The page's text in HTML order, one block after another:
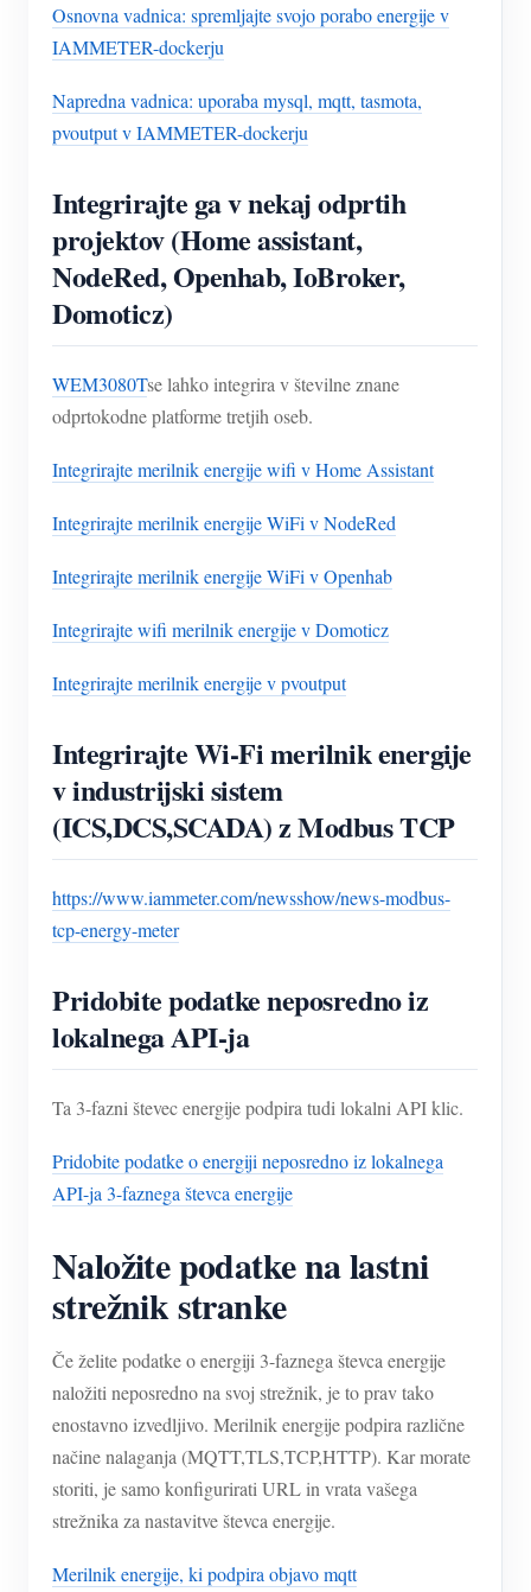
Osnovna vadnica: spremljajte svojo porabo energije v
IAMMETER-dockerju
Napredna vadnica: uporaba mysql, mqtt, tasmota,
pvoutput v IAMMETER-dockerju
Integrirajte ga v nekaj odprtih
projektov (Home assistant,
NodeRed, Openhab, IoBroker,
Domoticz)
WEM3080Tse lahko integrira v številne znane
odprtokodne platforme tretjih oseb.
Integrirajte merilnik energije wifi v Home Assistant
Integrirajte merilnik energije WiFi v NodeRed
Integrirajte merilnik energije WiFi v Openhab
Integrirajte wifi merilnik energije v Domoticz
Integrirajte merilnik energije v pvoutput
Integrirajte Wi-Fi merilnik energije
v industrijski sistem
(ICS,DCS,SCADA) z Modbus TCP
https://www.iammeter.com/newsshow/news-modbus-
tcp-energy-meter
Pridobite podatke neposredno iz
lokalnega API-ja
Ta 3-fazni števec energije podpira tudi lokalni API klic.
Pridobite podatke o energiji neposredno iz lokalnega
API-ja 3-faznega števca energije
Naložite podatke na lastni
strežnik stranke
Če želite podatke o energiji 3-faznega števca energije
naložiti neposredno na svoj strežnik, je to prav tako
enostavno izvedljivo. Merilnik energije podpira različne
načine nalaganja (MQTT,TLS,TCP,HTTP). Kar morate
storiti, je samo konfigurirati URL in vrata vašega
strežnika za nastavitve števca energije.
Merilnik energije, ki podpira objavo mqtt